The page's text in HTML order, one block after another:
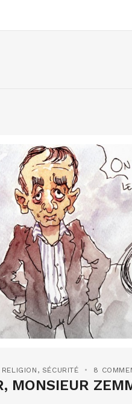
RELIGION , SÉCURITÉ 8
MONSIEUR